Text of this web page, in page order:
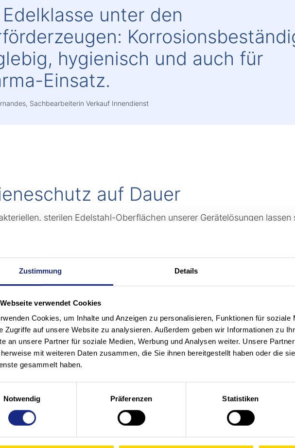
Zustimmung Details
verwendet Cookies
Cookies, um Inhalte und Anzeigen zu personalisieren, Funktionen für soziale
Zugriffe auf unsere Website zu analysieren. Außerdem geben wir Informationen zu
an unsere Partner für soziale Medien, Werbung und Analysen weiter. Unsere
mit weiteren Daten zusammen, die Sie ihnen bereitgestellt haben oder die
gesammelt haben.
Notwendig
Präferenzen Statistiken
unter den
hygienisch und auch für
Einsatz.
Sachbearbeiterin Verkauf Innendienst
auf Dauer
sterilen Edelstahl-Oberflächen unserer Gerätelösungen
Reinigungsmitteln. Zudem besitzen sie eine hohe
und Speisesäuren sowie organischen und anorganischen Säuren.
bieten mit ihrem bedienerfreundlichen und ergonomischen Handling
und Leistung. Dank ihrer robusten Bauweise und unserem Long-Life-
über 10 Jahre, sind Stöcklin INOX-Stapler auf langfristige
ausgerichtet. Sie sorgen für einen geringen TCO (Total Cost of
smarten Lithium-Ionen-
spezifischen Umgebungen überzeugt unser Gerät durch seinen
Batterie LIPO4 mit integriertem Energiemanagement. Sie
sowie den 24/7-Geräteeinsatz. So können Sie den
die üblichen Wartungskosten von Blei-Säure-Batterien einsparen.
wertvollem Lagerplatz durch den Wegfall der Wechselstationen.